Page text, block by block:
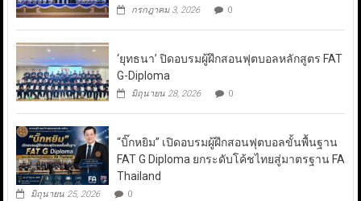
กรกฎาคม 3, 2026 0
‘ยุทธนา’ ปิดอบรมผู้ฝึกสอนฟุตบอลหลักสูตร FAT
G-Diploma
มิถุนายน 28, 2026 0
“บิ๊กหยิม” เปิดอบรมผู้ฝึกสอนฟุตบอลขั้นพื้นฐาน
FAT G Diploma ยกระดับโค้ชไทยสู่มาตรฐาน FA
Thailand
มิถุนายน 25, 2026 0